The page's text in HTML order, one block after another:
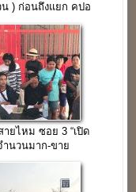
น ) ก่อนถึงแยก คปอ
ยไหม ซอย 3 “เปิด
ำนวนมาก-ขาย